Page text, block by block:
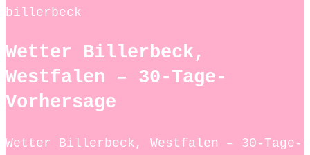
billerbeck
Wetter Billerbeck,
Westfalen – 30-Tage-
Vorhersage
Wetter Billerbeck, Westfalen – 30-Tage-